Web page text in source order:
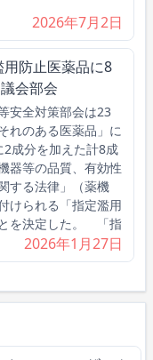
2026年7月2日
用防止医薬品に8
会部会
安全対策部会は23
れのある医薬品」に
成分を加えた計8成
器等の品質、有効性
する法律」（薬機
けられる「指定濫用
を決定した。 「指
2026年1月27日